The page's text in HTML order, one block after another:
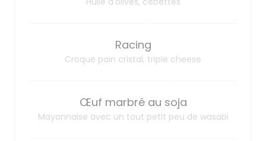
Racing
Croque pain cristal, triple cheese
Œuf marbré au soja
Mayonnaise avec un tout petit peu de wasabi